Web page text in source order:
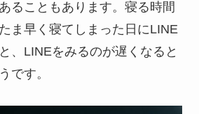
ることもあります。寝る時間
ま早く寝てしまった日にLINE
、LINEをみるのが遅くなると
です。